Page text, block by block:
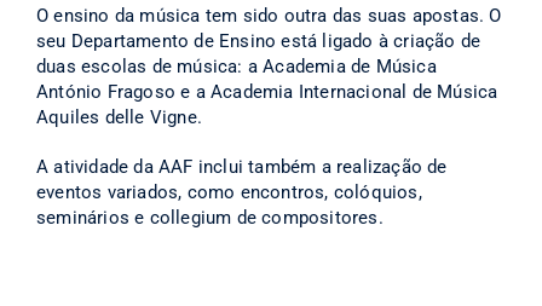
O ensino da música tem sido outra das suas apostas. O
seu Departamento de Ensino está ligado à criação de
duas escolas de música: a Academia de Música
António Fragoso e a Academia Internacional de Música
Aquiles delle Vigne.
A atividade da AAF inclui também a realização de
eventos variados, como encontros, colóquios,
seminários e collegium de compositores.